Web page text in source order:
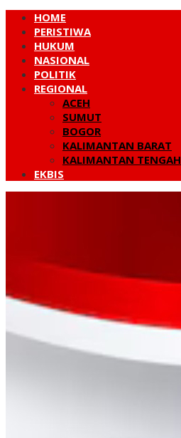
HOME
PERISTIWA
HUKUM
NASIONAL
POLITIK
REGIONAL
ACEH
SUMUT
BOGOR
KALIMANTAN BARAT
KALIMANTAN TENGAH
EKBIS